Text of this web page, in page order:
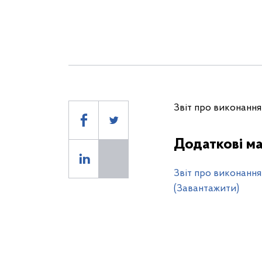
Звіт про
Додаткові
Звіт про
(Завантажити)